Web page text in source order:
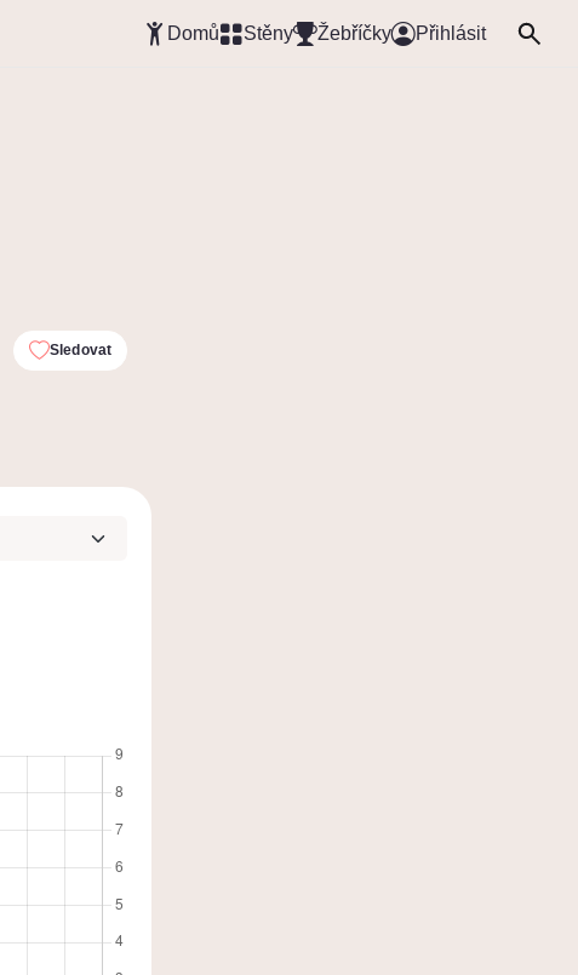
Domů Stěny Žebříčky Přihlásit
Sledovat